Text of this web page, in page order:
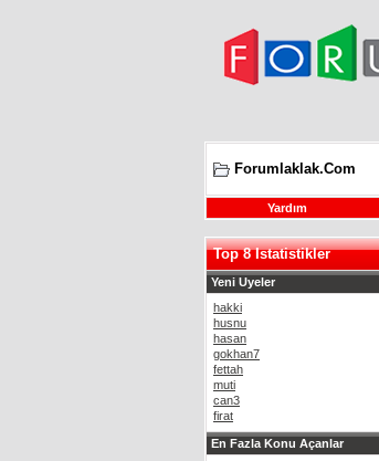
Forumlaklak.Com
Yardım
Top 8 Istatistikler
Yeni Uyeler
hakki
husnu
hasan
gokhan7
fettah
muti
can3
firat
En Fazla Konu Açanlar